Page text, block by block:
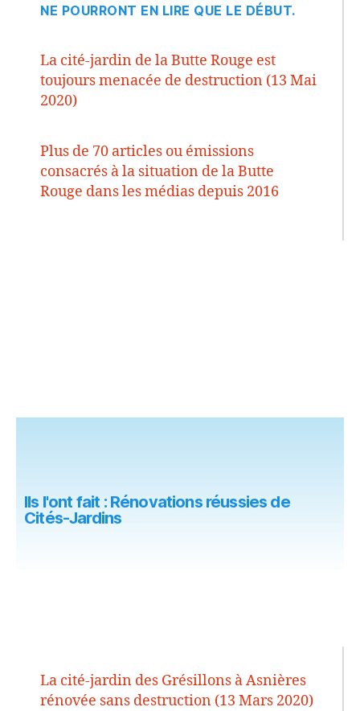
NE POURRONT EN LIRE QUE LE DÉBUT.
La cité-jardin de la Butte Rouge est
toujours menacée de destruction (13 Mai
2020)
Plus de 70 articles ou émissions
consacrés à la situation de la Butte
Rouge dans les médias depuis 2016
Ils l'ont fait : Rénovations réussies de
Cités-Jardins
La cité-jardin des Grésillons à Asnières
rénovée sans destruction (13 Mars 2020)